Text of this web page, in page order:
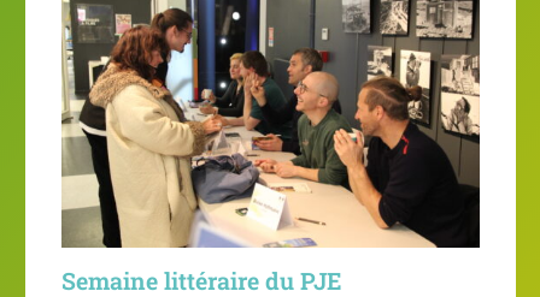
Semaine littéraire du PJE